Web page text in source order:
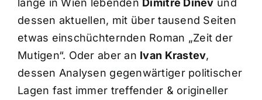
lange in Wien lebenden Dimitré Dinev und
dessen aktuellen, mit über tausend Seiten
etwas einschüchternden Roman „Zeit der
Mutigen“. Oder aber an Ivan Krastev,
dessen Analysen gegenwärtiger politischer
Lagen fast immer treffender & origineller